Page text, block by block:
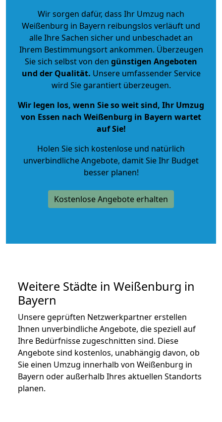
Wir sorgen dafür, dass Ihr Umzug nach
Weißenburg in Bayern reibungslos verläuft und
alle Ihre Sachen sicher und unbeschadet an
Ihrem Bestimmungsort ankommen. Überzeugen
Sie sich selbst von den günstigen Angeboten
und der Qualität. Unsere umfassender Service
wird Sie garantiert überzeugen.
Wir legen los, wenn Sie so weit sind, Ihr Umzug
von Essen nach Weißenburg in Bayern wartet
auf Sie!
Holen Sie sich kostenlose und natürlich
unverbindliche Angebote, damit Sie Ihr Budget
besser planen!
Kostenlose Angebote erhalten
Weitere Städte in Weißenburg in
Bayern
Unsere geprüften Netzwerkpartner erstellen
Ihnen unverbindliche Angebote, die speziell auf
Ihre Bedürfnisse zugeschnitten sind. Diese
Angebote sind kostenlos, unabhängig davon, ob
Sie einen Umzug innerhalb von Weißenburg in
Bayern oder außerhalb Ihres aktuellen Standorts
planen.